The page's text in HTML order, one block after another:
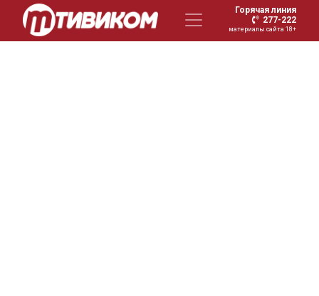
Горячая линия
277-222
материалы сайта 18+